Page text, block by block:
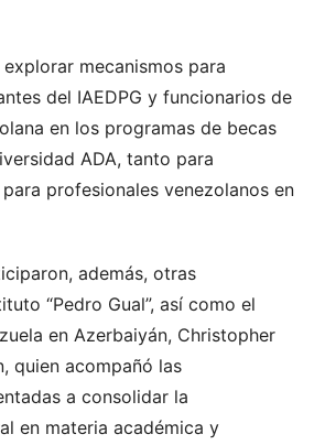
mecanismos para
del IAEDPG y funcionarios de
en los programas de becas
ADA, tanto para
profesionales venezolanos en
además, otras
“Pedro Gual”, así como el
en Azerbaiyán, Christopher
quien acompañó las
a consolidar la
en materia académica y